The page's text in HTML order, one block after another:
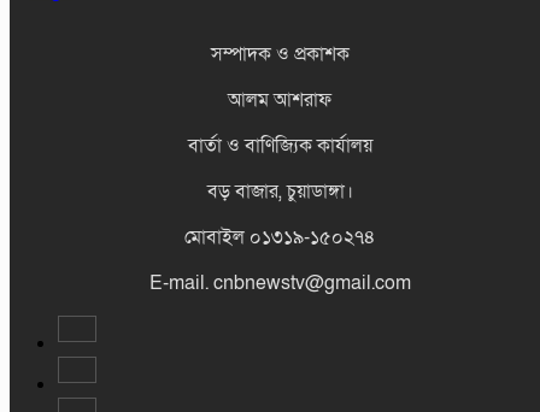
সম্পাদক ও প্রকাশক
আলম আশরাফ
বার্তা ও বাণিজ্যিক কার্যালয়
বড় বাজার, চুয়াডাঙ্গা।
মোবাইল ০১৩১৯-১৫০২৭৪
E-mail. cnbnewstv@gmail.com